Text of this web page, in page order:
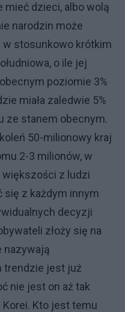
mieć dzieci, albo wolą
narodzin może
w stosunkowo krótkim
o ile jej
poziomie 3%
miała zaledwie 5%
ze stanem obecnym.
50-milionowy kraj
2-3 milionów, w
większości z ludzi
się z każdym innym
decyzji
złoży się na
nazywają
trendzie jest już
nie jest on aż tak
Korei. Kto jest temu